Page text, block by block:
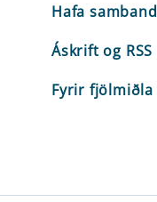
Hafa samband
Áskrift og RSS
Fyrir fjölmiðla